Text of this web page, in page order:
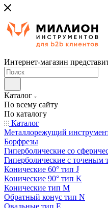
Интернет-магазин
Каталог
По всему сайту
По каталогу
Каталог
Металлорежущий
Борфрезы
Гиперболические cо
Гиперболические с точеным
Конические 60° тип J
Конические 90° тип K
Конические тип M
Обратный конус тип N
Овальные тип E